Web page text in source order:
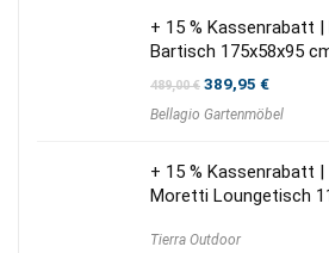
+ 15 % Kassenrabatt |
Bartisch 175x58x95
489,00€ Ursprünglicher
war:
389,95 €Aktueller
ist:
Bellagio Gartenmöbel
+ 15 % Kassenrabatt
Moretti Loungetisch
Tierra Outdoor